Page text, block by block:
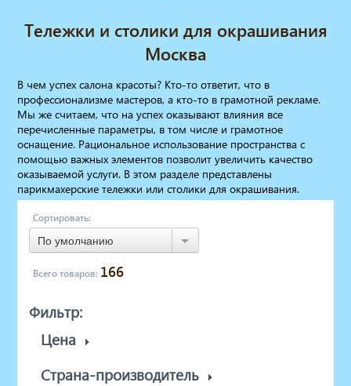
Готовые решения
Оборудование с регистрационным
Парикмахерское оборудование
Косметологическое оборудование
Маникюрное оборудование
Педикюрное оборудование
Массажное и SPA оборудование
Стерилизаторы
Оборудование для барбершопа
Оборудование для нейл-бара
Мебель для холла
Коллагенарий
Мебель в стиле Лофт
Тележки и столики для окрашивания
Москва
В чем успех салона красоты? Кто-то ответит, что в
профессионализме мастеров, а кто-то в грамотной рекламе.
Мы же считаем, что на успех оказывают влияния все
перечисленные параметры, в том числе и грамотное
оснащение. Рациональное использование пространства с
помощью важных элементов позволит увеличить качество
оказываемой услуги. В этом разделе представлены
парикмахерские тележки или столики для окрашивания.
Сортировать:
По умолчанию
Всего товаров: 166
Фильтр:
Цена
Страна-производитель